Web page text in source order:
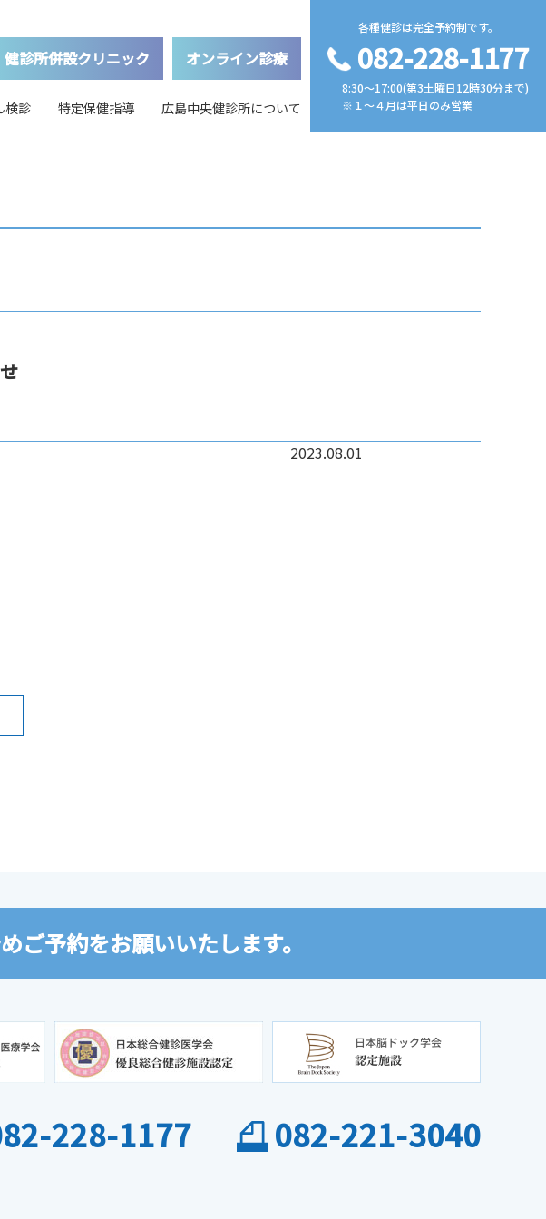
健診所併設クリニック オンライン診療
オプション検査一覧 血液でのリスク検査
検診 特定保健指導 広島中央健診所について
法人概要・アクセスマップ 医師紹介
各種健診は完全予約制です。
082-228-1177
8:30〜17:00(第3土曜日12時30分まで)
※１～４月は平日のみ営業
2023.08.01
ご予約をお願いいたします。
228-1177 082-221-3040